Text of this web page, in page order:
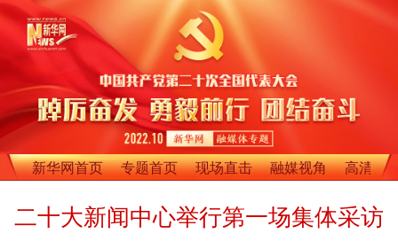
新华网首页 专题首页 现场直击 融媒视角 高清影
二十大新闻中心举行第一场集体采访